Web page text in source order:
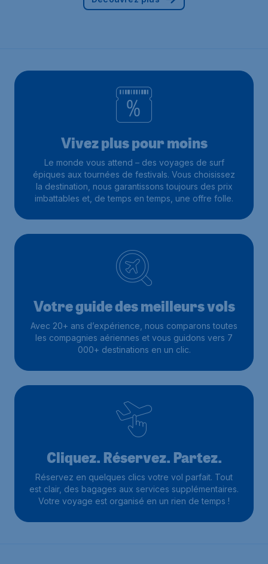
Vivez plus pour moins
Le monde vous attend – des voyages de surf
épiques aux tournées de festivals. Vous choisissez
la destination, nous garantissons toujours des prix
imbattables et, de temps en temps, une offre folle.
Votre guide des meilleurs vols
Avec 20+ ans d’expérience, nous comparons toutes
les compagnies aériennes et vous guidons vers 7
000+ destinations en un clic.
Cliquez. Réservez. Partez.
Réservez en quelques clics votre vol parfait. Tout
est clair, des bagages aux services supplémentaires.
Votre voyage est organisé en un rien de temps !